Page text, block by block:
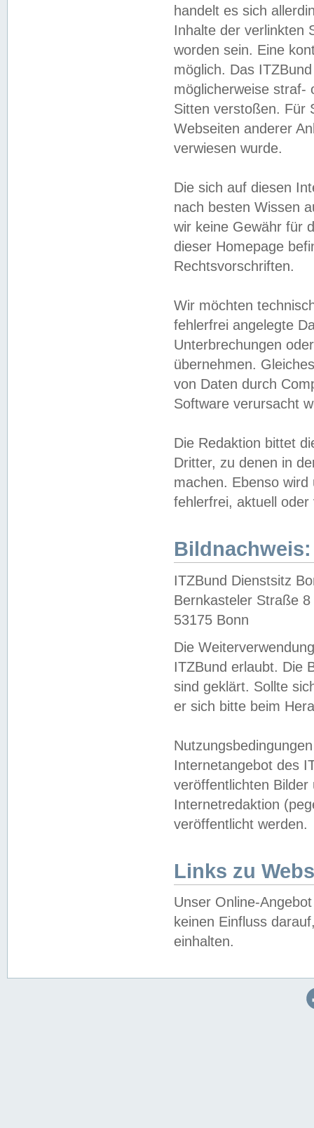
handelt es sich
Inhalte der verlinkten
worden sein. Eine
möglich. Das
möglicherweise straf-
Sitten verstoßen. Für
Webseiten anderer
verwiesen wurde.
Die sich auf diesen
nach besten Wissen
wir keine Gewähr für
dieser Homepage
Rechtsvorschriften.
Wir möchten
fehlerfrei angelegte
Unterbrechungen
übernehmen.
von Daten durch
Software verursacht
Die Redaktion bittet
Dritter, zu denen in
machen. Ebenso
fehlerfrei, aktuell oder
Bildnachweis:
ITZBund Dienstsitz
Bernkasteler Straße 8
53175 Bonn
Die
ITZBund erlaubt. Die
sind geklärt. Sollte
er sich bitte beim
Internetangebot des
veröffentlichten
Internetredaktion
veröffentlicht werden.
Links zu
Unser Online-
keinen Einfluss
einhalten.